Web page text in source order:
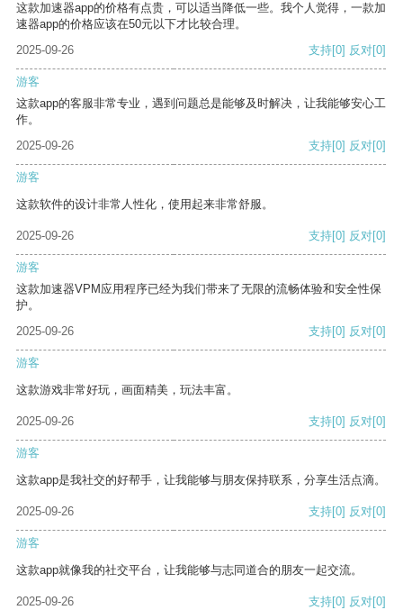
这款加速器app的价格有点贵，可以适当降低一些。我个人觉得，一款加
速器app的价格应该在50元以下才比较合理。
2025-09-26
支持[0] 反对[0]
游客
这款app的客服非常专业，遇到问题总是能够及时解决，让我能够安心工
作。
2025-09-26
支持[0] 反对[0]
游客
这款软件的设计非常人性化，使用起来非常舒服。
2025-09-26 支持[0] 反对[0]
游客
这款加速器VPM应用程序已经为我们带来了无限的流畅体验和安全性保
护。
2025-09-26
支持[0] 反对[0]
游客
这款游戏非常好玩，画面精美，玩法丰富。
2025-09-26 支持[0] 反对[0]
游客
这款app是我社交的好帮手，让我能够与朋友保持联系，分享生活点滴。
2025-09-26 支持[0] 反对[0]
游客
这款app就像我的社交平台，让我能够与志同道合的朋友一起交流。
2025-09-26 支持[0] 反对[0]